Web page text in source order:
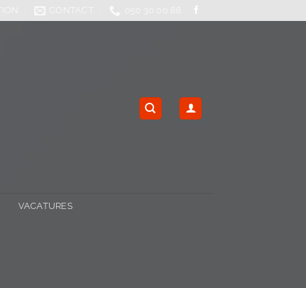
VACATURES